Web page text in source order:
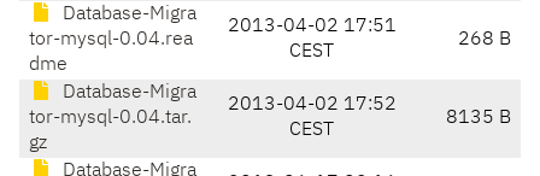
Database-Migra
tor-mysql-0.04.rea
dme
2013-04-02 17:51
CEST
268 B
Database-Migra
tor-mysql-0.04.tar.
gz
2013-04-02 17:52
CEST
8135 B
Database-Migra